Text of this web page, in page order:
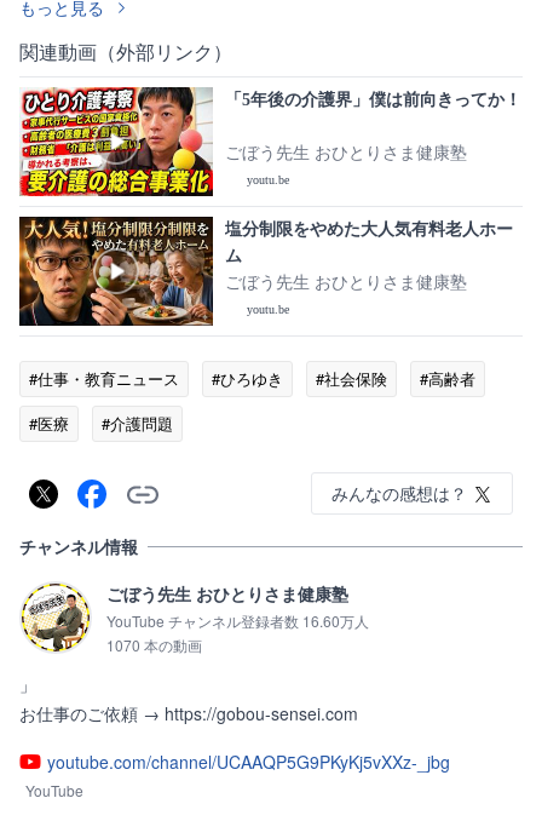
もっと見る
関連動画（外部リンク）
「5年後の介護界」僕は前向きってか！
ごぼう先生 おひとりさま健康塾
youtu.be
塩分制限をやめた大人気有料老人ホー
ム
ごぼう先生 おひとりさま健康塾
youtu.be
#仕事・教育ニュース #ひろゆき #社会保険
#高齢者
#医療
#介護問題
みんなの感想は？
チャンネル情報
ごぼう先生 おひとりさま健康塾
YouTube チャンネル登録者数 16.60万人
1070 本の動画
」
お仕事のご依頼 → https://gobou-sensei.com
youtube.com/channel/UCAAQP5G9PKyKj5vXXz-_jbg
YouTube